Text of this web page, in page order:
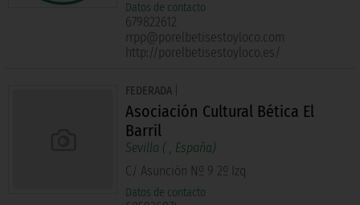
Datos de contacto
679822612
rrpp@porelbetisestoyloco.com
http://porelbetisestoyloco.es/
FEDERADA|
Asociación Cultural Bética El
Barril
Sevilla ( , España)
C/ Asunción Nº 9 2º Izq
Datos de contacto